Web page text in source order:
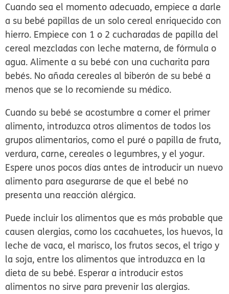
Cuando sea el momento adecuado, empiece a darle
a su bebé papillas de un solo cereal enriquecido con
hierro. Empiece con 1 o 2 cucharadas de papilla del
cereal mezcladas con leche materna, de fórmula o
agua. Alimente a su bebé con una cucharita para
bebés. No añada cereales al biberón de su bebé a
menos que se lo recomiende su médico.
Cuando su bebé se acostumbre a comer el primer
alimento, introduzca otros alimentos de todos los
grupos alimentarios, como el puré o papilla de fruta,
verdura, carne, cereales o legumbres, y el yogur.
Espere unos pocos días antes de introducir un nuevo
alimento para asegurarse de que el bebé no
presenta una reacción alérgica.
Puede incluir los alimentos que es más probable que
causen alergias, como los cacahuetes, los huevos, la
leche de vaca, el marisco, los frutos secos, el trigo y
la soja, entre los alimentos que introduzca en la
dieta de su bebé. Esperar a introducir estos
alimentos no sirve para prevenir las alergias.